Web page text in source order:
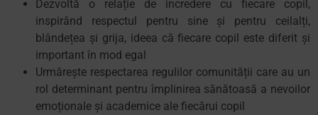
Dezvoltă o relație de încredere cu fiecare copil,
inspirând respectul pentru sine și pentru ceilalți,
blândețea și grija, ideea că fiecare copil este diferit şi
important în mod egal
Urmărește respectarea regulilor comunității care au un
rol determinant pentru împlinirea sănătoasă a nevoilor
emoționale şi academice ale fiecărui copil